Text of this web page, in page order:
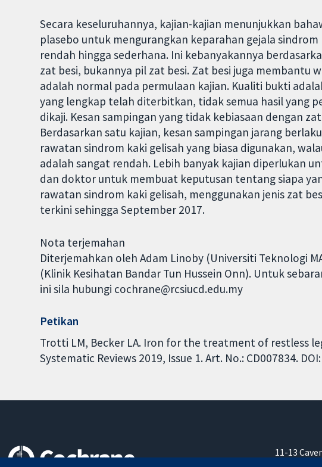
Secara keseluruhannya, kajian-kajian menunjukkan
plasebo untuk mengurangkan keparahan gejala
rendah hingga sederhana. Ini kebanyakannya
zat besi, bukannya pil zat besi. Zat besi juga membantu
adalah normal pada permulaan kajian. Kualiti bukti
yang lengkap telah diterbitkan, tidak semua hasil yang
dikaji. Kesan sampingan yang tidak kebiasaan dengan
Berdasarkan satu kajian, kesan sampingan jarang
rawatan sindrom kaki gelisah yang biasa digunakan,
adalah sangat rendah. Lebih banyak kajian diperlukan
dan doktor untuk membuat keputusan tentang siapa
rawatan sindrom kaki gelisah, menggunakan jenis zat
terkini sehingga September 2017.
Nota terjemahan
Diterjemahkan oleh Adam Linoby (Universiti Teknologi
(Klinik Kesihatan Bandar Tun Hussein Onn). Untuk
ini sila hubungi cochrane@rcsiucd.edu.my
Petikan
Trotti LM, Becker LA. Iron for the treatment of restless
Systematic Reviews 2019, Issue 1. Art. No.: CD007834.
11-13